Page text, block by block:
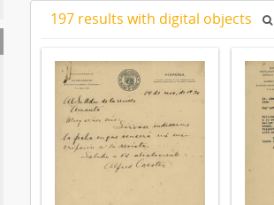
197 results with digital objects